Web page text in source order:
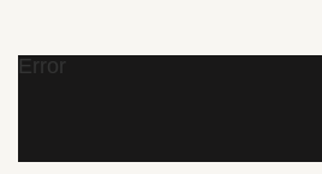
Error